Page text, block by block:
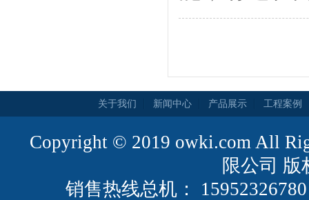
关于我们 新闻中心 产品展示 工程案例
Copyright © 2019 owki.com All
限公司 版
销售热线总机：